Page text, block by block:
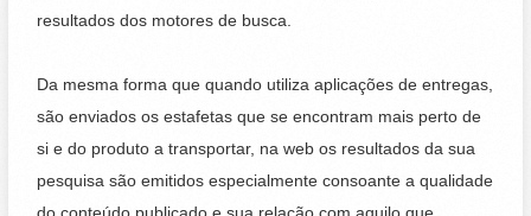
resultados dos motores de busca.
Da mesma forma que quando utiliza aplicações de entregas,
são enviados os estafetas que se encontram mais perto de
si e do produto a transportar, na web os resultados da sua
pesquisa são emitidos especialmente consoante a qualidade